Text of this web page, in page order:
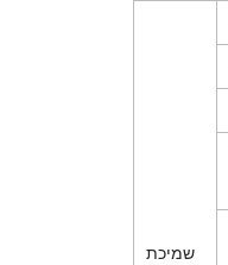
שמיכת